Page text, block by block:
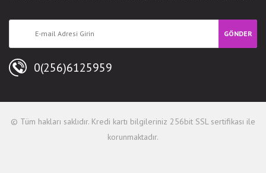
GÖNDER
0(256)6125959
© Tüm hakları saklıdır. Kredi kartı bilgileriniz 256bit SSL sertifikası ile
korunmaktadır.